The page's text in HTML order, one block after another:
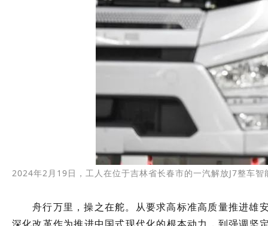
2024年2月19日，工人在位于吉林省长春市的一汽解放J7整车
舟行万里，操之在舵。从要求高标准高质量推进雄